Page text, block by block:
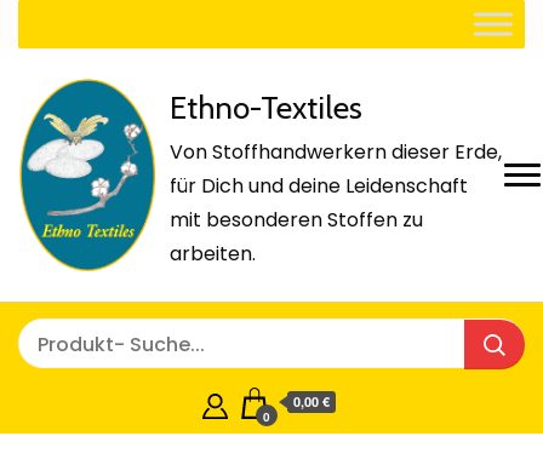
Ethno-Textiles
Von Stoffhandwerkern dieser Erde,
für Dich und deine Leidenschaft
mit besonderen Stoffen zu
arbeiten.
0
0,00 €